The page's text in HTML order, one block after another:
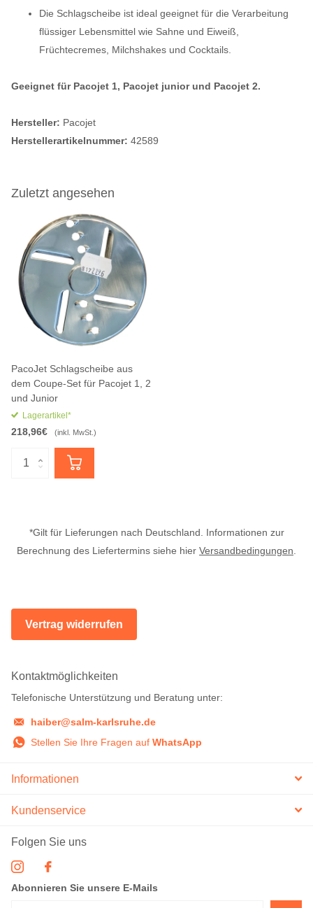
Die Schlagscheibe ist ideal geeignet für die Verarbeitung
flüssiger Lebensmittel wie Sahne und Eiweiß,
Früchtecremes, Milchshakes und Cocktails.
Geeignet für Pacojet 1, Pacojet junior und Pacojet 2.
Hersteller: Pacojet
Herstellerartikelnummer: 42589
Zuletzt angesehen
PacoJet Schlagscheibe aus
dem Coupe-Set für Pacojet 1, 2
und Junior
Lagerartikel*
218,96€ (inkl. MwSt.)
*Gilt für Lieferungen nach Deutschland. Informationen zur
Berechnung des Liefertermins siehe hier Versandbedingungen.
Vertrag widerrufen
Kontaktmöglichkeiten
Telefonische Unterstützung und Beratung unter:
haiber@salm-karlsruhe.de
Stellen Sie Ihre Fragen auf WhatsApp
Informationen
Kundenservice
Folgen Sie uns
Abonnieren Sie unsere E-Mails